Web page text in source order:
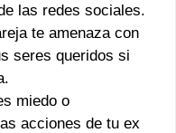
las redes sociales.
te amenaza con
seres queridos si
miedo o
acciones de tu ex